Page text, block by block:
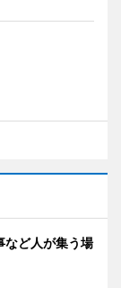
など人が集う場